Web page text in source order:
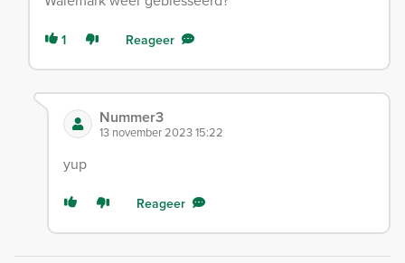
1 Reageer
Nummer3
13 november 2023 15:22
yup
Reageer